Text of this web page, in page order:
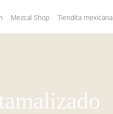
Mezcal Shop Tiendita mexicana